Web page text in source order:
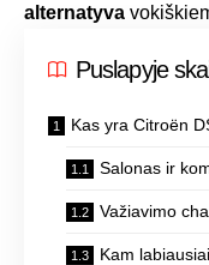
alternatyva
Puslapyje
Kas yra Citroën
Salonas ir
Važiavimo
Kam